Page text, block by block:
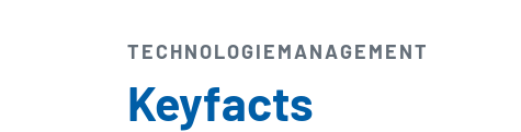
TECHNOLOGIE­MANAGEMENT
Keyfacts